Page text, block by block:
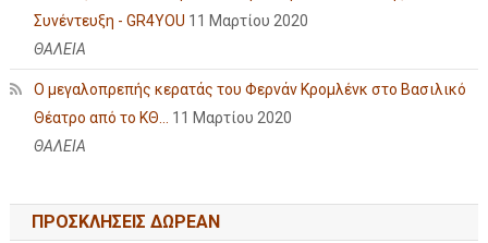
Συνέντευξη - GR4YOU 11 Μαρτίου 2020
ΘΑΛΕΙΑ
Ο μεγαλοπρεπής κερατάς του Φερνάν Κρομλένκ στο Βασιλικό
Θέατρο από το ΚΘ...
11 Μαρτίου 2020
ΘΑΛΕΙΑ
ΠΡΟΣΚΛΗΣΕΙΣ ΔΩΡΕΑΝ